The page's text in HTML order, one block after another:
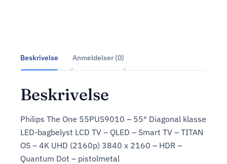
Beskrivelse Anmeldelser (0)
Beskrivelse
Philips The One 55PUS9010 – 55″ Diagonal klasse
LED-bagbelyst LCD TV – QLED – Smart TV – TITAN
OS – 4K UHD (2160p) 3840 x 2160 – HDR –
Quantum Dot – pistolmetal